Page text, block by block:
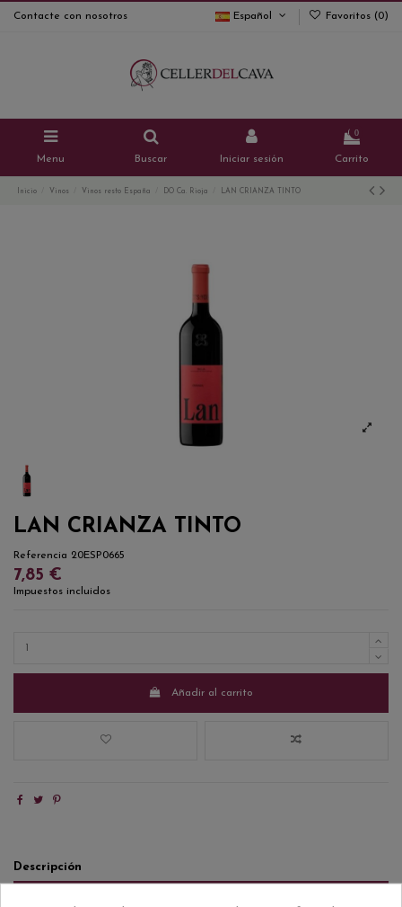
Contacte con nosotros Español Favoritos (0)
Menu Buscar Iniciar sesión
0
Carrito
Inicio Vinos Vinos resto España DO Ca. Rioja LAN CRIANZA TINTO
LAN CRIANZA TINTO
Referencia 20ESP0665
7,85 €
Impuestos incluidos
Añadir al carrito
Descripción